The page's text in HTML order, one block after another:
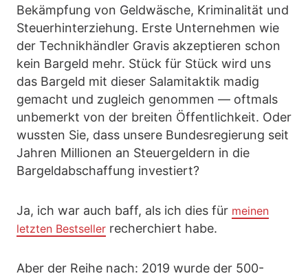
Bekämpfung von Geldwäsche, Kriminalität und
Steuerhinterziehung. Erste Unternehmen wie
der Technikhändler Gravis akzeptieren schon
kein Bargeld mehr. Stück für Stück wird uns
das Bargeld mit dieser Salamitaktik madig
gemacht und zugleich genommen — oftmals
unbemerkt von der breiten Öffentlichkeit. Oder
wussten Sie, dass unsere Bundesregierung seit
Jahren Millionen an Steuergeldern in die
Bargeldabschaffung investiert?
Ja, ich war auch baff, als ich dies für meinen
letzten Bestseller recherchiert habe.
Aber der Reihe nach: 2019 wurde der 500-